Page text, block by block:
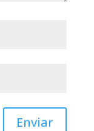
Enviar